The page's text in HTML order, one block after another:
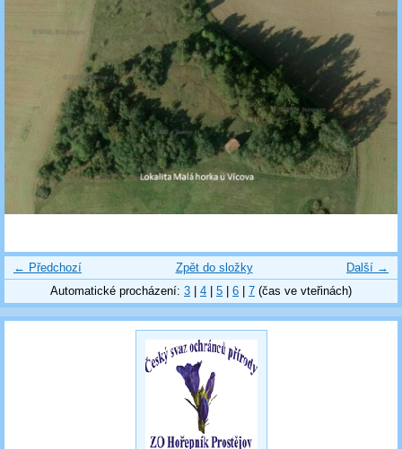
← Předchozí Další →
Zpět do složky
Automatické procházení: 3 4 5 6 7 (čas ve vteřinách)